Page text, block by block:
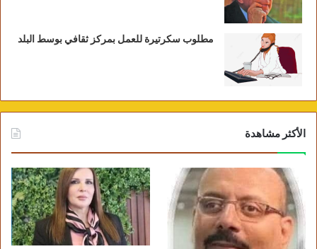
مطلوب سكرتيرة للعمل بمركز ثقافي بوسط البلد
الأكثر مشاهدة